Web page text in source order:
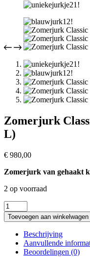
Zomerjurk
L)
€ 980,00
Zomerjurk van gehaakt
2 op voorraad
Zomerjurk
Classic
&
Unieke
gehaakt
Toevoegen aan winkelwagen
Beschrijving
Aanvullende
Beoordelingen (0)